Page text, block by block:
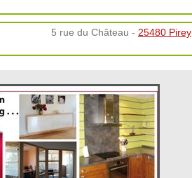
5 rue du Château - 25480 Pirey